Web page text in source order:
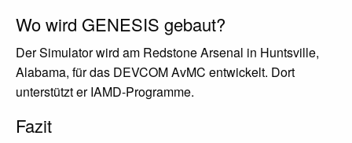
Wo wird GENESIS gebaut?
Der Simulator wird am Redstone Arsenal in Huntsville,
Alabama, für das DEVCOM AvMC entwickelt. Dort
unterstützt er IAMD-Programme.
Fazit